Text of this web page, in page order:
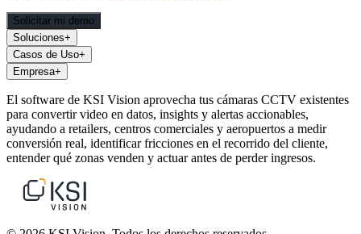
Solicitar mi demo
Soluciones+
Casos de Uso+
Empresa+
El software de KSI Vision aprovecha tus cámaras CCTV existentes
para convertir video en datos, insights y alertas accionables,
ayudando a retailers, centros comerciales y aeropuertos a medir
conversión real, identificar fricciones en el recorrido del cliente,
entender qué zonas venden y actuar antes de perder ingresos.